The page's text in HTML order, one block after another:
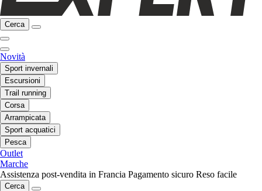
Cerca
Novità
Sport invernali
Escursioni
Trail running
Corsa
Arrampicata
Sport acquatici
Pesca
Outlet
Marche
Assistenza post-vendita in Francia Pagamento sicuro Reso facile
Cerca